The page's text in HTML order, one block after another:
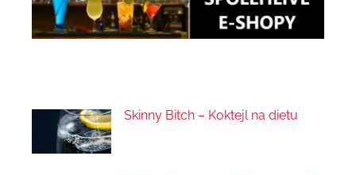
Skinny Bitch – Koktejl na dietu